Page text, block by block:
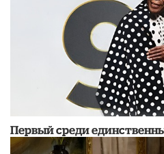
Первый среди